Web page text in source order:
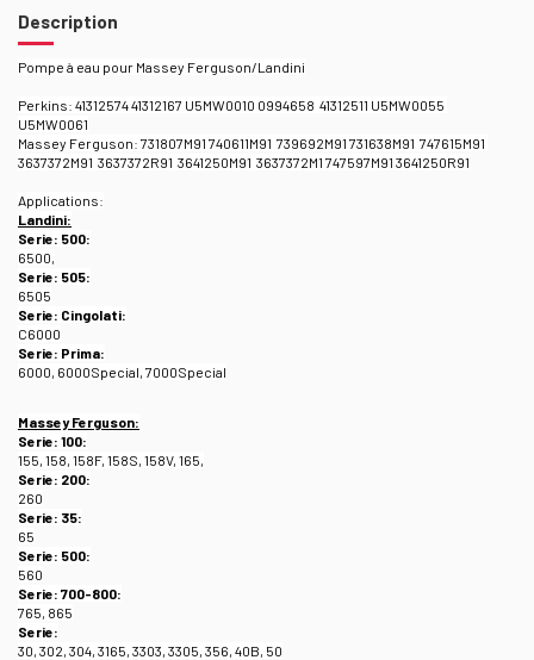
Description
Pompe à eau pour Massey Ferguson/Landini
Perkins: 41312574 41312167 U5MW0010 0994658 41312511 U5MW0055
U5MW0061
Massey Ferguson: 731807M91 740611M91 739692M91 731638M91 747615M91
3637372M91 3637372R91 3641250M91 3637372M1 747597M91 3641250R91
Applications:
Landini:
Serie: 500:
6500,
Serie: 505:
6505
Serie: Cingolati:
C6000
Serie: Prima:
6000, 6000Special, 7000Special
Massey Ferguson:
Serie: 100:
155, 158, 158F, 158S, 158V, 165,
Serie: 200:
260
Serie: 35:
65
Serie: 500:
560
Serie: 700-800:
765, 865
Serie:
30, 302, 304, 3165, 3303, 3305, 356, 40B, 50